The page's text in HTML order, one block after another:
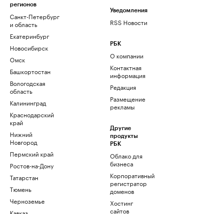
регионов
Санкт-Петербург
и область
Екатеринбург
Новосибирск
Омск
Башкортостан
Вологодская
область
Калининград
Краснодарский
край
Нижний
Новгород
Пермский край
Ростов-на-Дону
Татарстан
Тюмень
Черноземье
Уведомления
RSS Новости
РБК
О компании
Контактная
информация
Редакция
Размещение
рекламы
Другие
продукты
РБК
Облако для
бизнеса
Корпоративный
регистратор
доменов
Хостинг
сайтов